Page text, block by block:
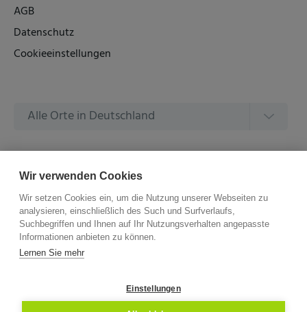
AGB
Datenschutz
Cookieeinstellungen
Alle Orte in Deutschland
Alle Amtsgerichte in Deutschland
©2026 –ZVG Termine.Alle Rechte Vorbehalten.
Wir verwenden Cookies
Wir setzen Cookies ein, um die Nutzung unserer Webseiten zu
analysieren, einschließlich des Such und Surfverlaufs,
Suchbegriffen und Ihnen auf Ihr Nutzungsverhalten angepasste
Informationen anbieten zu können.
Lernen Sie mehr
Einstellungen